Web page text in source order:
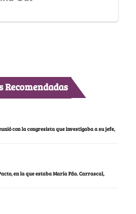
Recomendadas
con la congresista que investigaba a su jefe,
en la que estaba María Fda. Carrascal,